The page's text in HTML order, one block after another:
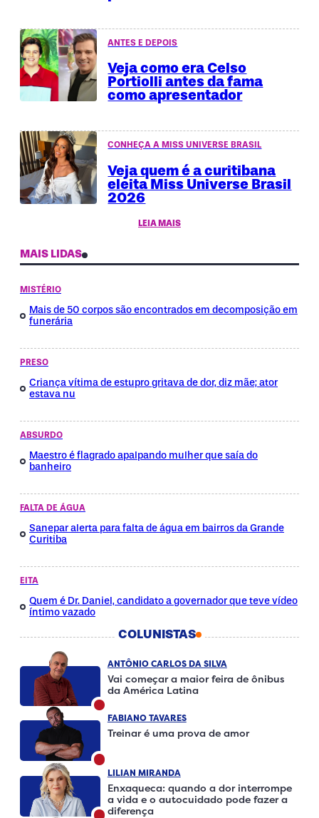
ANTES E DEPOIS
Veja como era Celso
Portiolli antes da fama
como apresentador
CONHEÇA A MISS UNIVERSE BRASIL
Veja quem é a curitibana
eleita Miss Universe Brasil
2026
LEIA MAIS
MAIS LIDAS
MISTÉRIO
Mais de 50 corpos são encontrados em decomposição em
funerária
PRESO
Criança vítima de estupro gritava de dor, diz mãe; ator
estava nu
ABSURDO
Maestro é flagrado apalpando mulher que saía do
banheiro
FALTA DE ÁGUA
Sanepar alerta para falta de água em bairros da Grande
Curitiba
EITA
Quem é Dr. Daniel, candidato a governador que teve vídeo
íntimo vazado
COLUNISTAS
ANTÔNIO CARLOS DA SILVA
Vai começar a maior feira de ônibus
da América Latina
FABIANO TAVARES
Treinar é uma prova de amor
LILIAN MIRANDA
Enxaqueca: quando a dor interrompe
a vida e o autocuidado pode fazer a
diferença